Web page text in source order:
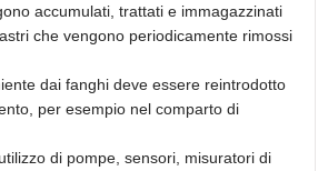
accumulati, trattati e immagazzinati
che vengono periodicamente rimossi
dai fanghi deve essere reintrodotto
per esempio nel comparto di
di pompe, sensori, misuratori di